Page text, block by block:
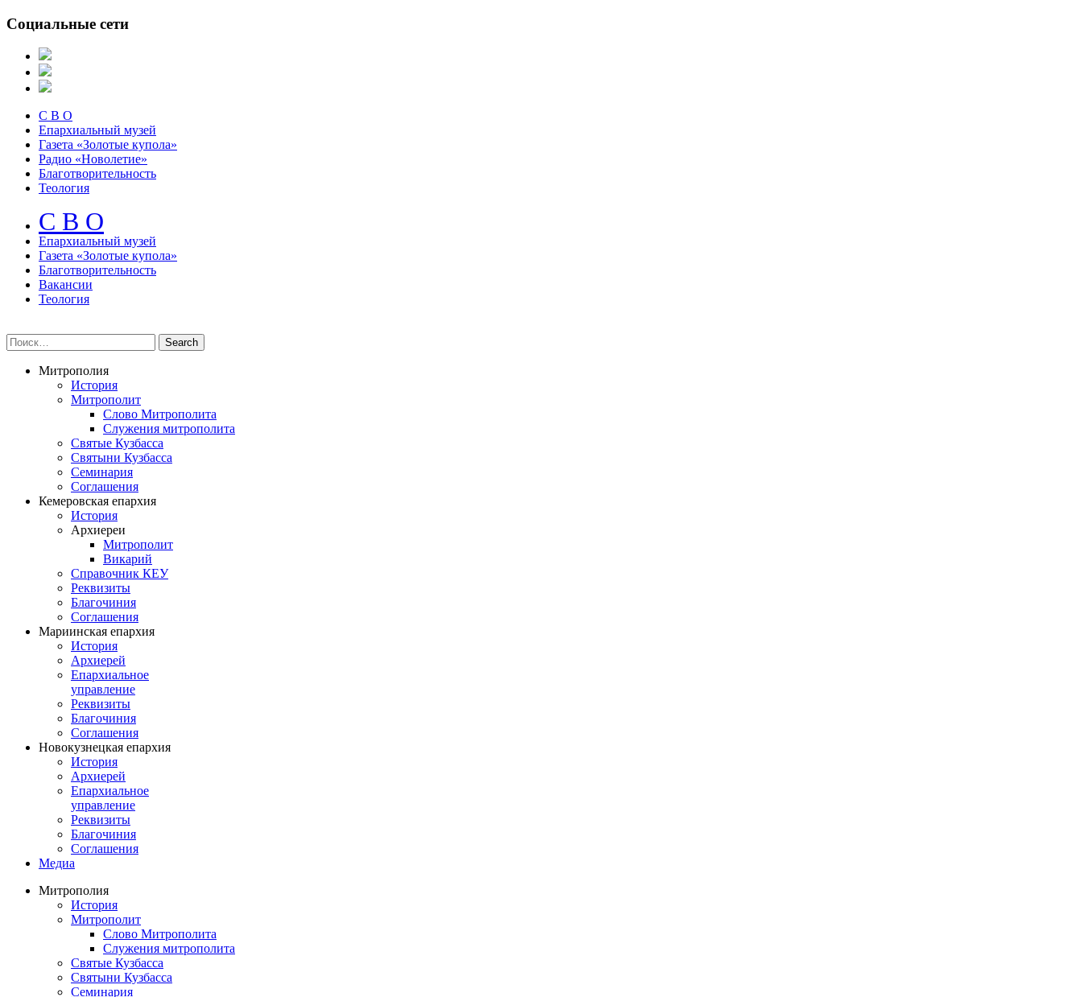
Социальные сети
С В О
Епархиальный музей
Газета «Золотые купола»
Радио «Новолетие»
Благотворительность
Теология
С В О
Епархиальный музeй
Газета «Золотые купола»
Благотворительность
Вакансии
Теология
Митрополия
История
Митрополит
Слово Митрополита
Служения митрополита
Святые Кузбасса
Святыни Кузбасса
Семинария
Соглашения
Кемеровская епархия
История
Архиереи
Митрополит
Викарий
Справочник КЕУ
Реквизиты
Благочиния
Соглашения
Мариинская епархия
История
Архиерей
Епархиальное
управление
Реквизиты
Благочиния
Соглашения
Новокузнецкая епархия
История
Архиерей
Епархиальное
управление
Реквизиты
Благочиния
Соглашения
Медиа
Митрополия
История
Митрополит
Слово Митрополита
Служения митрополита
Святые Кузбасса
Святыни Кузбасса
Семинария